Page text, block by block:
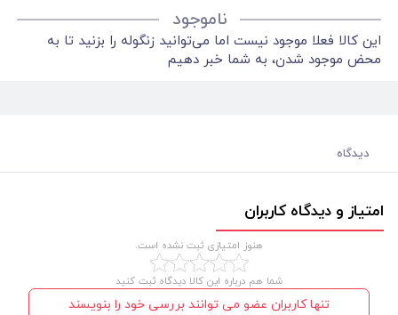
ناموجود
این کالا فعلا موجود نیست اما می‌توانید زنگوله را بزنید تا به
محض موجود شدن، به شما خبر دهیم
دیدگاه
امتیاز و دیدگاه کاربران
هنوز امتیازی ثبت نشده است.
شما هم درباره این کالا دیدگاه ثبت کنید
تنها کاربران عضو می توانند بررسی خود را بنویسند